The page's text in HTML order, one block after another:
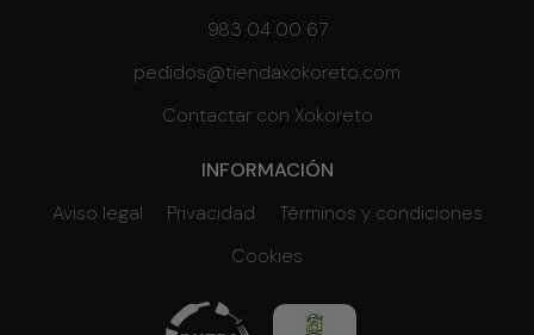
983 04 00 67
pedidos@tiendaxokoreto.com
Contactar con Xokoreto
INFORMACIÓN
Aviso legal
Privacidad
Términos y condiciones
Cookies